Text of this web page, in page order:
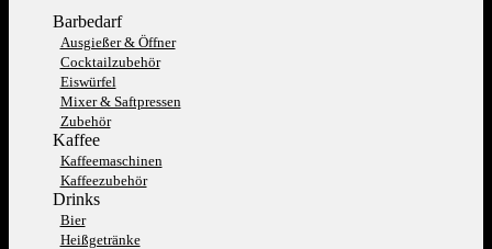
Barbedarf
Ausgießer & Öffner
Cocktailzubehör
Eiswürfel
Mixer & Saftpressen
Zubehör
Kaffee
Kaffeemaschinen
Kaffeezubehör
Drinks
Bier
Heißgetränke